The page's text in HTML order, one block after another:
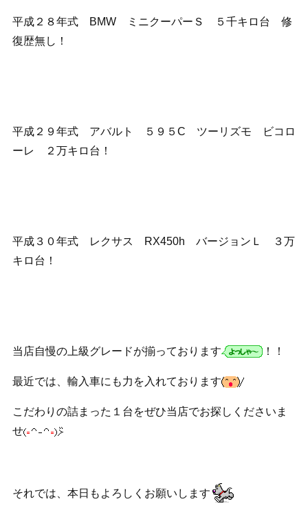
平成２８年式 BMW ミニクーパーＳ ５千キロ台 修
復歴無し！
平成２９年式 アバルト ５９５C ツーリズモ ビコロ
ーレ ２万キロ台！
平成３０年式 レクサス RX450h バージョンＬ ３万
キロ台！
当店自慢の上級グレードが揃っております ！！
最近では、輸入車にも力を入れております
こだわりの詰まった１台をぜひ当店でお探しくださいま
せ
それでは、本日もよろしくお願いします